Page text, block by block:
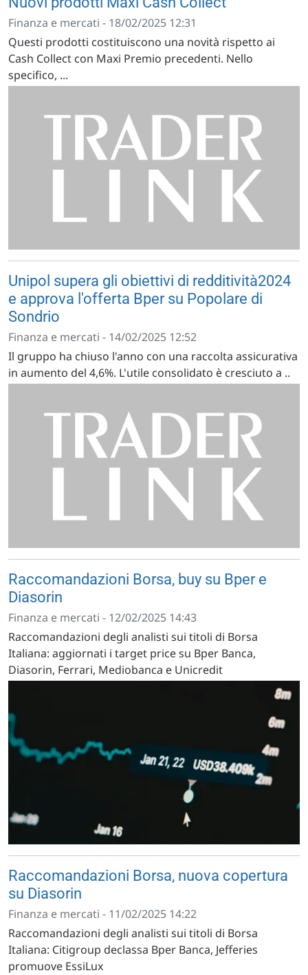
Finanza e mercati - 18/02/2025 12:31
Questi prodotti costituiscono una novità rispetto ai
Cash Collect con Maxi Premio precedenti. Nello
specifico, ...
Unipol supera gli obiettivi di redditività2024
e approva l'offerta Bper su Popolare di
Sondrio
Finanza e mercati - 14/02/2025 12:52
Il gruppo ha chiuso l'anno con una raccolta assicurativa
in aumento del 4,6%. L'utile consolidato è cresciuto a ..
Raccomandazioni Borsa, buy su Bper e
Diasorin
Finanza e mercati - 12/02/2025 14:43
Raccomandazioni degli analisti sui titoli di Borsa
Italiana: aggiornati i target price su Bper Banca,
Diasorin, Ferrari, Mediobanca e Unicredit
Raccomandazioni Borsa, nuova copertura
su Diasorin
Finanza e mercati - 11/02/2025 14:22
Raccomandazioni degli analisti sui titoli di Borsa
Italiana: Citigroup declassa Bper Banca, Jefferies
promuove EssiLux